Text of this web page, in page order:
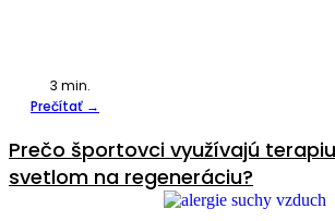
3 min.
Prečítať →
Prečo športovci využívajú
svetlom na regeneráciu?